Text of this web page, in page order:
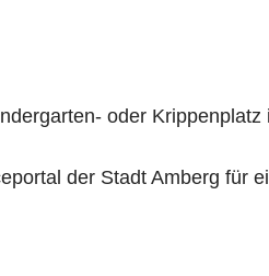
oder
der Stadt Amberg für